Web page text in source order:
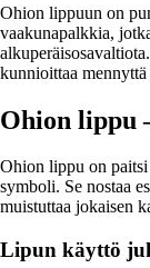
Ohion lippuun on
vaakunapalkkia,
kunnioittaa
Ohion lippu
Ohion lippu on
symboli. Se nostaa
muistuttaa jokaisen
Lipun käyttö